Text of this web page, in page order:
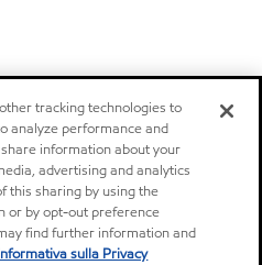
tracking technologies to
analyze performance and
information about your
advertising and analytics
this sharing by using the
or by opt-out preference
find further information and
sulla Privacy